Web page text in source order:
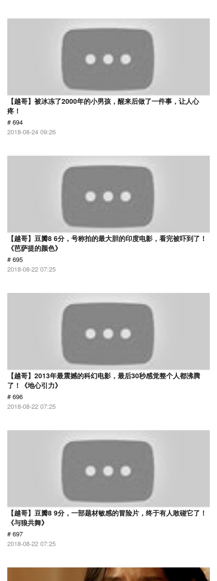
【越哥】被冰冻了2000年的小男孩，醒来后做了一件事，让人心
疼！
# 694
2018-08-24 09:26
【越哥】豆瓣8 6分，号称拍的最大胆的印度电影，看完被吓到了！
《芭萨提的颜色》
# 695
2018-08-22 07:25
【越哥】2013年最震撼的科幻电影，最后30秒感觉整个人都沸腾
了！《地心引力》
# 696
2018-08-22 07:25
【越哥】豆瓣8 9分，一部题材敏感的冒险片，终于有人敢碰它了！
《与狼共舞》
# 697
2018-08-22 07:25